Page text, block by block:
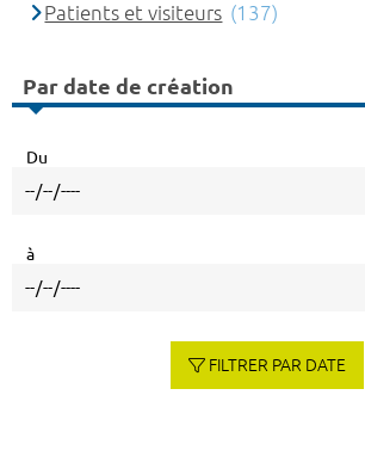
Patients et visiteurs (137)
Par date de création
Du
à
FILTRER PAR DATE